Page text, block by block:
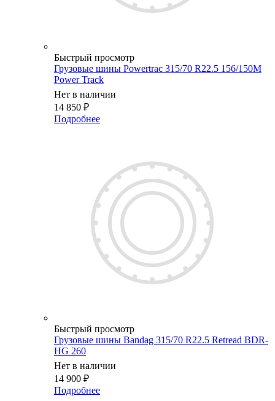
Быстрый просмотр
Грузовые шины Powertrac 315/70 R22.5 156/150M
Power Track
Нет в наличии
14 850 ₽
Подробнее
Быстрый просмотр
Грузовые шины Bandag 315/70 R22.5 Retread BDR-
HG 260
Нет в наличии
14 900 ₽
Подробнее